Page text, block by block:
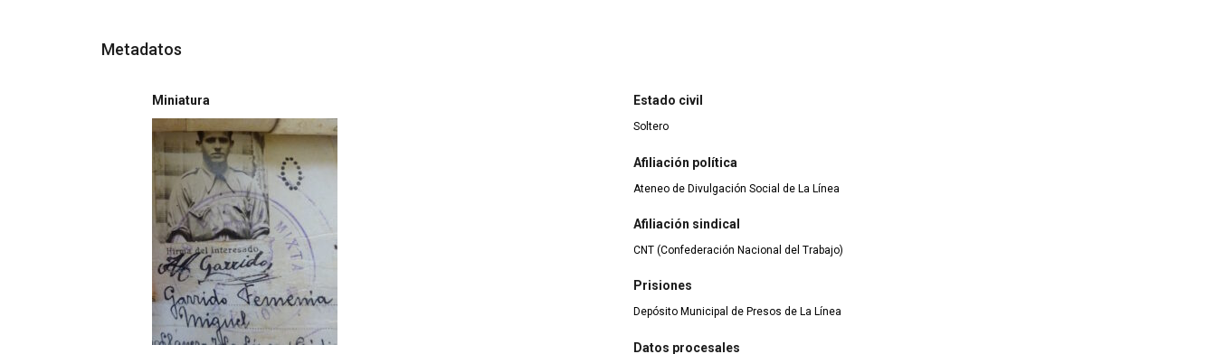
Metadatos
Miniatura Estado civil
Soltero
Afiliación política
Ateneo de Divulgación Social de La Línea
Afiliación sindical
CNT (Confederación Nacional del Trabajo)
Prisiones
Depósito Municipal de Presos de La Línea
Datos procesales